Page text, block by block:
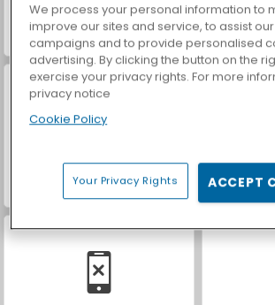
Farm Merge Valley
Car Parking City Duel
We process your personal information to
improve our sites and service, to assist
campaigns and to provide personalised
advertising. By clicking the button on the
exercise your privacy rights. For more
privacy notice
Cookie Policy
Your Privacy Rights ACCEPT